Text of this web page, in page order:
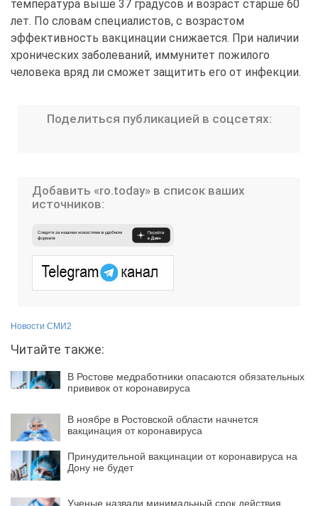
температура выше 37 градусов и возраст старше 60
лет. По словам специалистов, с возрастом
эффективность вакцинации снижается. При наличии
хронических заболеваний, иммунитет пожилого
человека вряд ли сможет защитить его от инфекции.
Поделиться публикацией в соцсетях:
Добавить «ro.today» в список ваших
источников:
Новости СМИ2
Читайте также:
В Ростове медработники опасаются обязательных
прививок от коронавируса
В ноябре в Ростовской области начнется
вакцинация от коронавируса
Принудительной вакцинации от коронавируса на
Дону не будет
Ученые назвали минимальный срок действия